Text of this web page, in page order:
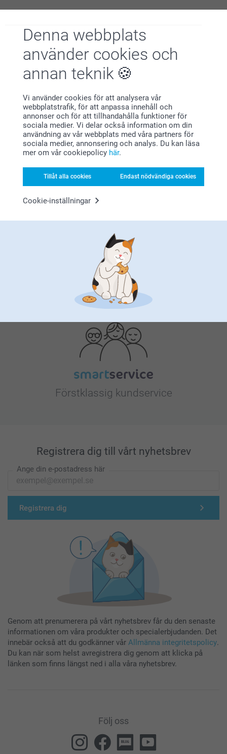
Denna webbplats
använder cookies och
annan teknik
Vi använder cookies för att analysera vår
webbplatstrafik, för att anpassa innehåll och
annonser och för att tillhandahålla funktioner för
sociala medier. Vi delar också information om din
användning av vår webbplats med våra partners för
sociala medier, annonsering och analys. Du kan läsa
mer om vår cookiepolicy här.
Tillåt alla cookies Endast nödvändiga cookies
Cookie-inställningar
Varförsmartphoto
Nöjd kundgaranti
Letar du efter inspiration?
Förstklassig kundservice
Registrera dig till vårt nyhetsbrev
Ange din e-postadress här
Registrera dig
Genom att prenumerera på vårt nyhetsbrev får du den senaste
informationen om våra produkter och specialerbjudanden. Det
innebär också att du godkänner vår Allmänna integritetspolicy.
Du kan när som helst avregistrera dig genom att klicka på
länken som finns längst ned i alla våra nyhetsbrev.
Följ oss